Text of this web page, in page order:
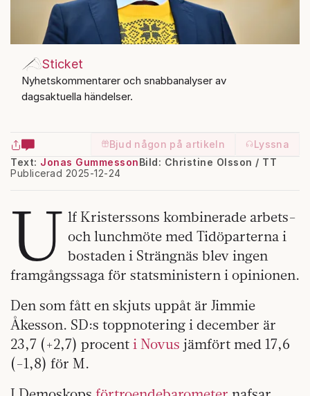
Sticket
Nyhetskommentarer och snabbanalyser av
dagsaktuella händelser.
Bjud någon på artikeln
Lyssna
Text: Jonas Gummesson
Publicerad 2025-12-24
Bild: Christine Olsson / TT
U lf Kristerssons kombinerade arbets-
och lunchmöte med Tidöparterna i
bostaden i Strängnäs blev ingen
framgångssaga för statsministern i opinionen.
Den som fått en skjuts uppåt är Jimmie
Åkesson. SD:s toppnotering i december är
23,7 (+2,7) procent i Novus jämfört med 17,6
(-1,8) för M.